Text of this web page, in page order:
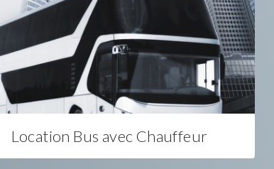
Location Bus avec Chauffeur